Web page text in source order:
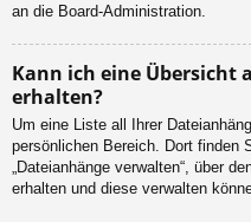
an die Board-Administration.
Kann ich eine Übersicht
erhalten?
Um eine Liste all Ihrer
persönlichen Bereich. Dort finden
„Dateianhänge verwalten“, über
erhalten und diese verwalten